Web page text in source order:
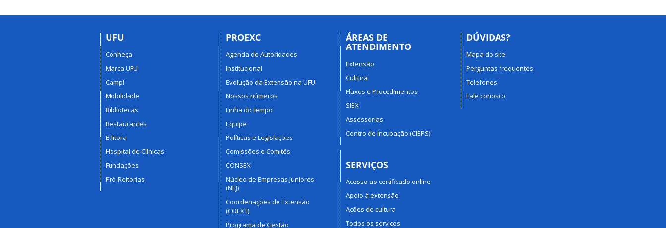
UFU
Conheça
Marca UFU
Campi
Mobilidade
Bibliotecas
Restaurantes
Editora
Hospital de Clínicas
Fundações
Pró-Reitorias
PROEXC
Agenda de Autoridades
Institucional
Evolução da Extensão na UFU
Nossos números
Linha do tempo
Equipe
Políticas e Legislações
Comissões e Comitês
CONSEX
Núcleo de Empresas Juniores
(NEJ)
Coordenações de Extensão
(COEXT)
Programa de Gestão
ÁREAS DE
ATENDIMENTO
Extensão
Cultura
Fluxos e Procedimentos
SIEX
Assessorias
Centro de Incubação (CIEPS)
SERVIÇOS
Acesso ao certificado online
Apoio à extensão
Ações de cultura
Todos os serviços
DÚVIDAS?
Mapa do site
Perguntas frequentes
Telefones
Fale conosco